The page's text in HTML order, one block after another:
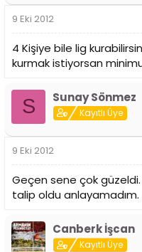
9 Eki 2012
4 Kişiye bile lig
kurmak istiyorsan
S Sunay Sönmez
Kayıtlı Üye
9 Eki 2012
Geçen sene çok
talip oldu anlayamadım.
Canberk İşcan
Kayıtlı Üye